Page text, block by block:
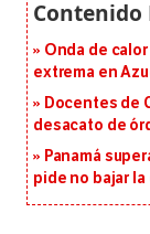
Onda de calor
extrema en
Docentes de
desacato de
Panamá
pide no bajar la